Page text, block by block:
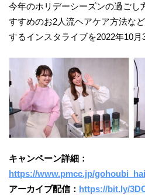
今年のホリデーシーズンの過ごし
すすめのお2人流ヘアケア方法な
するインスタライブを2022年10月
キャンペーン詳細：
https://www.pmcc.jp/
アーカイブ配信： https://bit.ly/